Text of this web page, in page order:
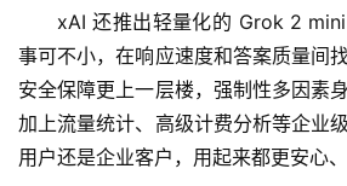
xAI 还推出轻量化的 Grok 2
事可不小，在响应速度和答案质量间
安全保障更上一层楼，强制性多因素
加上流量统计、高级计费分析等企业
用户还是企业客户，用起来都更安心、